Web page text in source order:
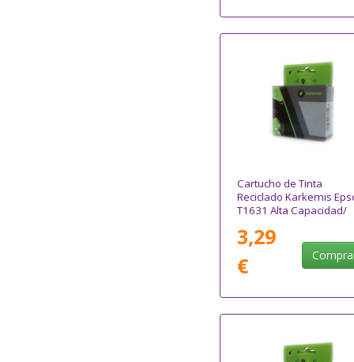
Cartucho de Tinta
Reciclado Karkemis
T1631 Alta Capacidad/
3,29
€